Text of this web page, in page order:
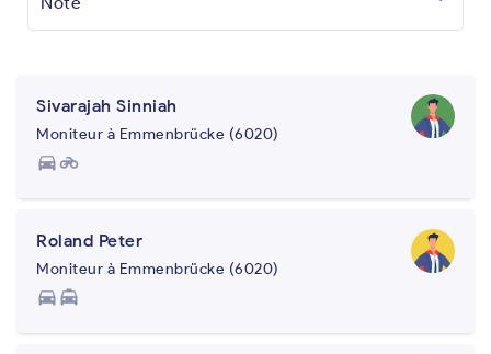
Sivarajah Sinniah
Moniteur à Emmenbrücke (6020)
directions_carmotorcycle
Roland Peter
Moniteur à Emmenbrücke (6020)
directions_car local_taxi